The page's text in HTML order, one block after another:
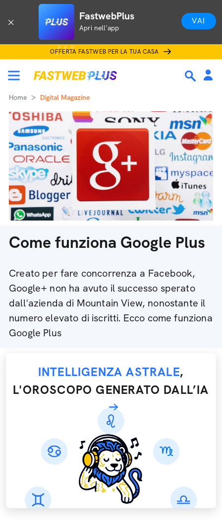
FastwebPlus
Apri nell'app
VAI
OFFERTA FASTWEB PER LA TUA CASA
Home Digital Magazine
Come funziona Google Plus
Creato per fare concorrenza a Facebook,
Google+ non ha avuto il successo sperato
dall'azienda di Mountain View, nonostante il
numero elevato di iscritti. Ecco come funziona
Google Plus
INTELLIGENZA ASTRALE,
L'OROSCOPO GENERATO DALL’IA